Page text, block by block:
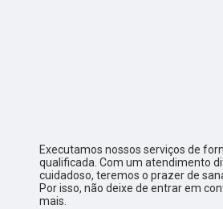
Executamos nossos serviços de
qualificada. Com um atendimento
cuidadoso, teremos o prazer de
Por isso, não deixe de entrar em
mais.